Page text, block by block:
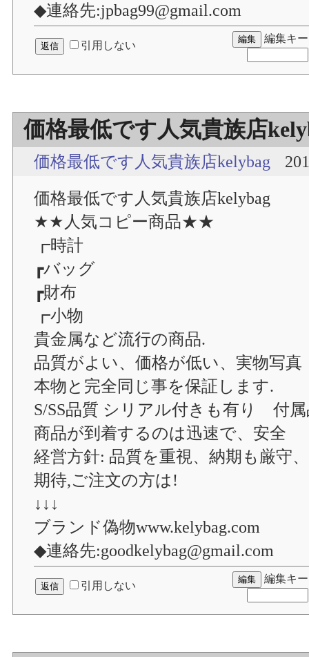
◆連絡先:jpbag99@gmail.com
引用しない
編集キー
価格最低です人気貴族店
価格最低です人気貴族店kelybag
価格最低です人気貴族店kelybag
★★人気コピー商品★★
┏時計
┏バッグ
┏財布
┏小物
貴金属など流行の商品.
品質がよい、価格が低い、実物写真
本物と完全同じ事を保証します.
S/SS品質 シリアル付きも有り 付
商品が到着するのは迅速で、安全
経営方針: 品質を重視、納期も厳守
期待,ご注文の方は!
↓↓↓
ブランド偽物www.kelybag.com
◆連絡先:goodkelybag@gmail.com
引用しない
編集キー